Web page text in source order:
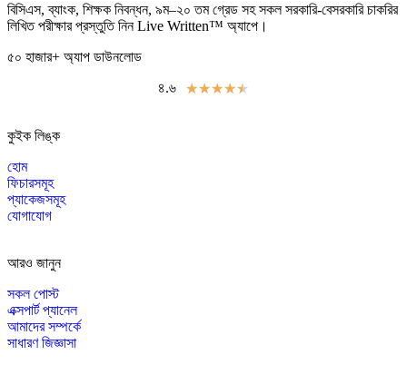
বিসিএস,ব্যাংক, শিক্ষক নিবন্ধন, ৯ম–২০ তম গ্রেড সহ সকল সরকারি-বেসরকারি চাকরির
লিখিত পরীক্ষার প্রস্তুতি নিন Live Written™ অ্যাপে।
৫০ হাজার+ অ্যাপ ডাউনলোড
৪.৬ ★★★★★
কুইক লিঙ্ক
হোম
ফিচারসমূহ
প্যাকেজসমূহ
যোগাযোগ
আরও জানুন
সকল পোস্ট
এক্সপার্ট প্যানেল
আমাদের সম্পর্কে
সাধারণ জিজ্ঞাসা